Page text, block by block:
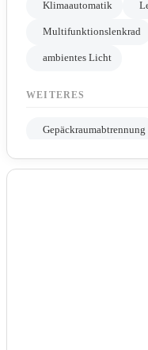
Klimaautomatik
Multifunktionslenkrad
ambientes Licht
WEITERES
Gepäckraumabtrennung